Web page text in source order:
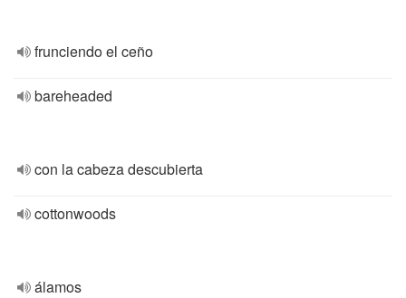
frunciendo el ceño
bareheaded
con la cabeza descubierta
cottonwoods
álamos